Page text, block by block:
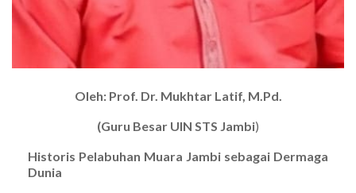
Oleh: Prof. Dr. Mukhtar Latif, M.Pd.
(Guru Besar UIN STS Jambi)
Historis Pelabuhan Muara Jambi sebagai Dermaga
Dunia